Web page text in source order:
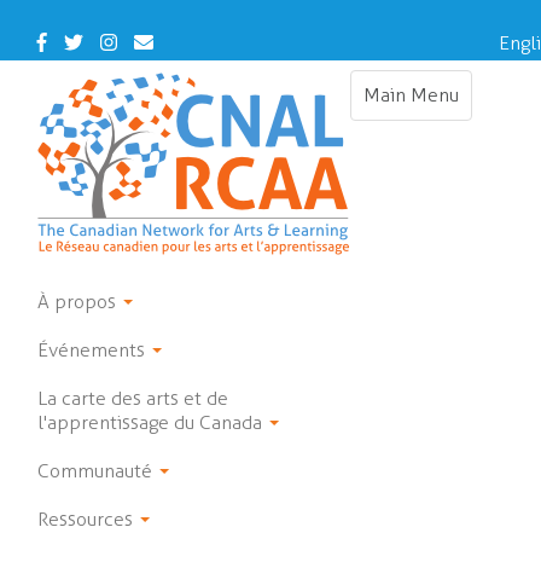
main
Facebook
TwitterInstagram
Contact
Us
Main Menu
Toggle
À propos
Événements
La carte des arts et de
l'apprentissage du Canada
Communauté
Ressources